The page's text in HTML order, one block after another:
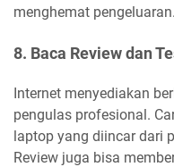
menghemat pengeluaran.
8. Baca Review dan
Internet menyediakan
pengulas profesional.
laptop yang diincar dari
Review juga bisa